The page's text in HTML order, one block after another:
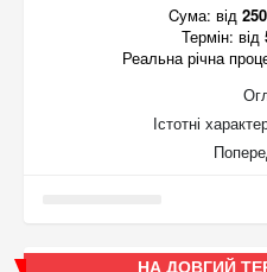
Cума: від 250
Термін: від
Реальна річна
Істотні
НА ДОВГИЙ